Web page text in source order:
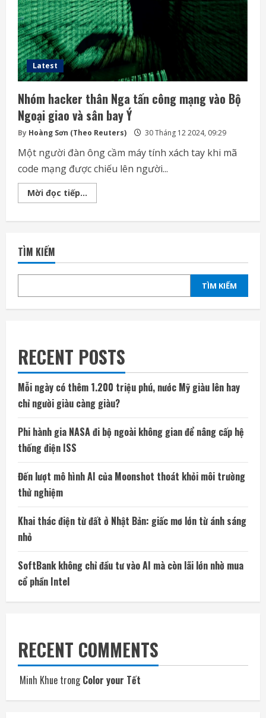
Latest
Nhóm hacker thân Nga tấn công mạng vào Bộ
Ngoại giao và sân bay Ý
By Hoàng Sơn (Theo Reuters) 30 Tháng 12 2024, 09:29
Một người đàn ông cầm máy tính xách tay khi mã
code mạng được chiếu lên người...
Mời đọc tiếp...
hacker
Ngoại
giao
bay
Ý
TÌM KIẾM
TÌM KIẾM
RECENT POSTS
Mỗi ngày có thêm 1.200 triệu phú, nước Mỹ giàu lên hay
chỉ người giàu càng giàu?
Phi hành gia NASA đi bộ ngoài không gian để nâng cấp hệ
thống điện ISS
Đến lượt mô hình AI của Moonshot thoát khỏi môi trường
thử nghiệm
Khai thác điện từ đất ở Nhật Bản: giấc mơ lớn từ ánh sáng
nhỏ
SoftBank không chỉ đầu tư vào AI mà còn lãi lớn nhờ mua
cổ phần Intel
RECENT COMMENTS
Minh Khue trongColor your Tết